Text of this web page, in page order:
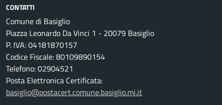
CONTATTI
Comune di Basiglio
Piazza Leonardo Da Vinci 1 - 20079 Basiglio
P. IVA: 04181870157
Codice Fiscale: 80109890154
Telefono: 02904521
Posta Elettronica Certificata:
basiglio@postacert.comune.basiglio.mi.it